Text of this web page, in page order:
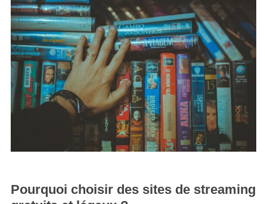
Pourquoi choisir des sites de streaming